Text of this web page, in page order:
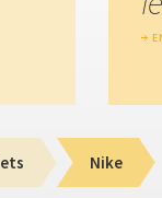
Nike